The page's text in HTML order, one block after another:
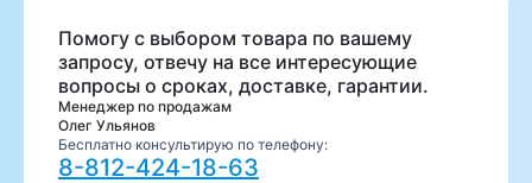
Помогу с выбором товара по вашему
запросу, отвечу на все интересующие
вопросы о сроках, доставке, гарантии.
Менеджер по продажам
Олег Ульянов
Бесплатно консультирую по телефону:
8-812-424-18-63